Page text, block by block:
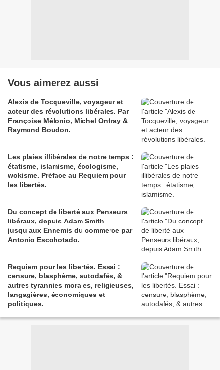
Vous aimerez aussi
Alexis de Tocqueville, voyageur et
acteur des révolutions libérales. Par
Françoise Mélonio, Michel Onfray &
Raymond Boudon.
Les plaies illibérales de notre temps :
étatisme, islamisme, écologisme,
wokisme. Préface au Requiem pour
les libertés.
Du concept de liberté aux Penseurs
libéraux, depuis Adam Smith
jusqu’aux Ennemis du commerce par
Antonio Escohotado.
Requiem pour les libertés. Essai :
censure, blasphème, autodafés, &
autres tyrannies morales, religieuses,
langagières, économiques et
politiques.